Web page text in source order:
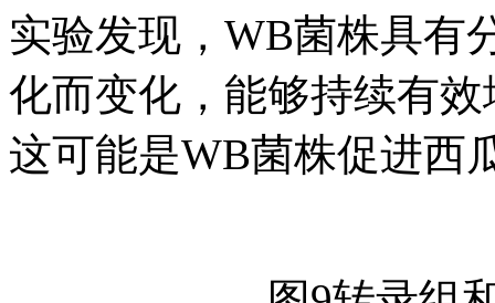
实验发现，WB菌株具有
化而变化，能够持续有
这可能是WB菌株促进西